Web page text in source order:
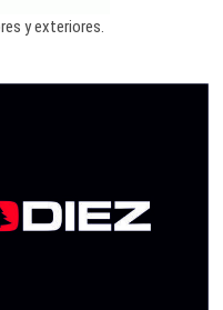
y exteriores.